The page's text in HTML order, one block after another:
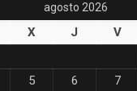
agosto 2026
X J V
5 6 7